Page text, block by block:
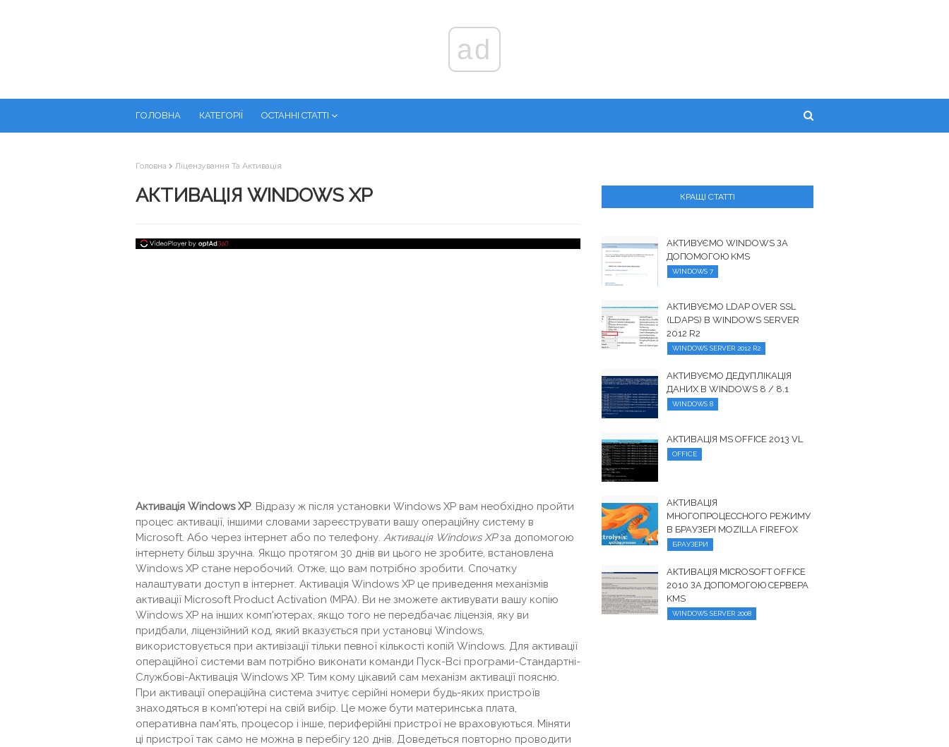
ad
ГОЛОВНА КАТЕГОРІЇ ОСТАННІ СТАТТІ
Головна Ліцензування Та Активація
АКТИВАЦІЯ WINDOWS XP
Активація Windows XP. Відразу ж після установки Windows XP вам необхідно пройти
процес активації, іншими словами зареєструвати вашу операційну систему в
Microsoft. Або через інтернет або по телефону. Активація Windows XPза допомогою
інтернету більш зручна. Якщо протягом 30 днів ви цього не зробите, встановлена ​​
Windows XP стане неробочий. Отже, що вам потрібно зробити. Спочатку
налаштувати доступ в інтернет. Активація Windows XP це приведення механізмів
активації Microsoft Product Activation (MPA). Ви не зможете активувати вашу копію
Windows XP на інших комп'ютерах, якщо того не передбачає ліцензія, яку ви
придбали, ліцензійний код, який вказується при установці Windows,
використовується при активізації тільки певної кількості копій Windows. Для активації
операційної системи вам потрібно виконати команди Пуск-Всі програми-Стандартні-
Службові-Активація Windows XP. Тим кому цікавий сам механізм активації поясню.
При активації операційна система зчитує серійні номери будь-яких пристроїв
знаходяться в комп'ютері на свій вибір. Це може бути материнська плата,
оперативна пам'ять, процесор і інше, периферійні пристрої не враховуються. Міняти
ці пристрої так само не можна в перебігу 120 днів. Доведеться повторно проводити
КРАЩІ СТАТТІ
АКТИВУЄМО WINDOWS ЗА
ДОПОМОГОЮ KMS
WINDOWS 7
АКТИВУЄМО LDAP OVER SSL
(LDAPS) В WINDOWS SERVER
2012 R2
WINDOWS SERVER 2012 R2
АКТИВУЄМО ДЕДУПЛІКАЦІЯ
ДАНИХ В WINDOWS 8 / 8.1
WINDOWS 8
АКТИВАЦІЯ MS OFFICE 2013 VL
OFFICE
АКТИВАЦІЯ
МНОГОПРОЦЕССНОГО РЕЖИМУ
В БРАУЗЕРІ MOZILLA FIREFOX
БРАУЗЕРИ
АКТИВАЦІЯ MICROSOFT OFFICE
2010 ЗА ДОПОМОГОЮ СЕРВЕРА
KMS
WINDOWS SERVER 2008